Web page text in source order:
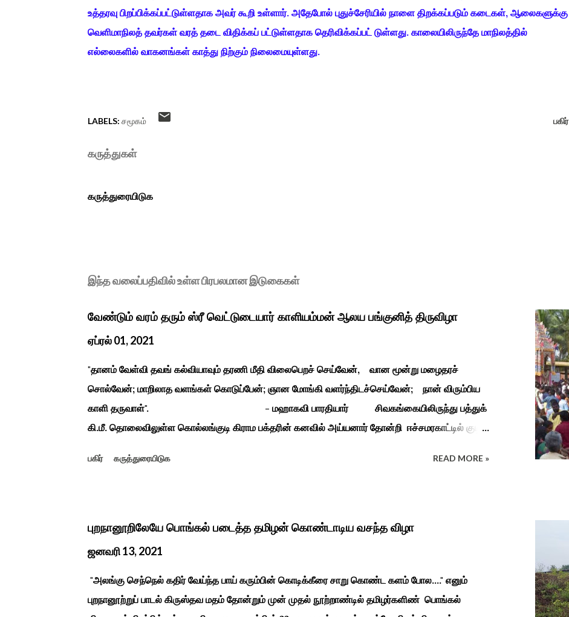
உத்தரவு பிறப்பிக்கப்பட்டுள்ளதாக அவர் கூறி உள்ளார். அதேபோல் புதுச்சேரியில் நாளை திறக்கப்படும் கடைகள், ஆலைகளுக்கு
வெளிமாநிலத் தவர்கள் வரத் தடை விதிக்கப் பட்டுள்ளதாக தெரிவிக்கப்பட் டுள்ளது. காலையிலிருந்தே மாநிலத்தில்
எல்லைகளில் வாகனங்கள் காத்து நிற்கும் நிலைமையுள்ளது.
LABELS: சமூகம் பகிர்
கருத்துகள்
கருத்துரையிடுக
இந்த வலைப்பதிவில் உள்ள பிரபலமான இடுகைகள்
வேண்டும் வரம் தரும் ஸ்ரீ வெட்டுடையார் காளியம்மன் ஆலய பங்குனித் திருவிழா
ஏப்ரல் 01, 2021
"தானம் வேள்வி தவங் கல்வியாவும் தரணி மீதி விலைபெறச் செய்வேன், வான மூன்று மழைதரச்
சொல்வேன்; மாறிலாத வளங்கள் கொடுப்பேன்; ஞான மோங்கி வளர்ந்திடச்செய்வேன்; நான் விரும்பிய
காளி தருவாள்". - மஹாகவி பாரதியார் சிவகங்கையிலிருந்து பத்துக்
கி.மீ. தொலைவிலுள்ள கொல்லங்குடி கிராம பக்தரின் கனவில் அய்யனார் தோன்றி ஈச்சமரகாட்டில் குடி
சிலை தென்படவே அந்த அய்யனார் சிலையை எடுத்தனர் அது வெட்டி எடுத்த அய்யனார்
காளையார் கோவிலில் இரண்டாம் மனைவி கௌரி நாச்சியாருடன் கொல்லபட்டார். அவரது முதல்
பகிர் கருத்துரையிடுக READ MORE »
புறநானூறிலேயே பொங்கல் படைத்த தமிழன் கொண்டாடிய வசந்த விழா
ஜனவரி 13, 2021
"அலங்கு செந்நெல் கதிர் வேய்ந்த பாய் கரும்பின் கொடிக்கீரை சாறு கொண்ட களம் போல...." எனும்
புறநானூற்றுப் பாடல் கிருஸ்தவ மதம் தோன்றும் முன் முதல் நூற்றாண்டில் தமிழர்களிண் பொங்கல்